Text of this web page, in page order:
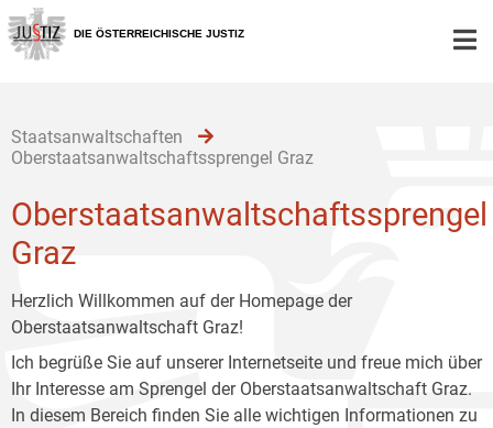
Zur
Hauptnavigation
[1]
Zum
Inhalt
[2]
Zum
Untermenü
[3]
DIE ÖSTERREICHISCHE JUSTIZ
Staatsanwaltschaften
Oberstaatsanwaltschaftssprengel Graz
Oberstaatsanwaltschaftssprengel
Graz
Herzlich Willkommen auf der Homepage der
Oberstaatsanwaltschaft Graz!
Ich begrüße Sie auf unserer Internetseite und freue mich über
Ihr Interesse am Sprengel der Oberstaatsanwaltschaft Graz.
In diesem Bereich finden Sie alle wichtigen Informationen zu